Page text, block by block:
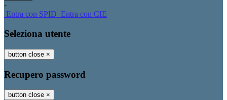
-
Entra con SPID Entra con CIE
Seleziona utente
button close ×
Recupero password
button close ×